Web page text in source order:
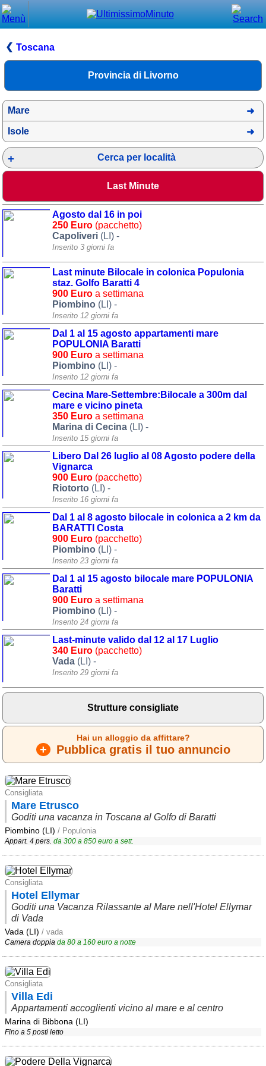
Toscana
Provincia di Livorno
Mare
Isole
Cerca per località
Last Minute
Agosto dal 16 in poi
250 Euro (pacchetto)
Capoliveri (LI) -
Inserito 3 giorni fa
Last minute Bilocale in colonica Populonia
staz. Golfo Baratti 4
900 Euro a settimana
Piombino (LI) -
Inserito 12 giorni fa
Dal 1 al 15 agosto appartamenti mare
POPULONIA Baratti
900 Euro a settimana
Piombino (LI) -
Inserito 12 giorni fa
Cecina Mare-Settembre:Bilocale a 300m dal
mare e vicino pineta
350 Euro a settimana
Marina di Cecina (LI) -
Inserito 15 giorni fa
Libero Dal 26 luglio al 08 Agosto podere della
Vignarca
900 Euro (pacchetto)
Riotorto (LI) -
Inserito 16 giorni fa
Dal 1 al 8 agosto bilocale in colonica a 2 km da
BARATTI Costa
900 Euro (pacchetto)
Piombino (LI) -
Inserito 23 giorni fa
Dal 1 al 15 agosto bilocale mare POPULONIA
Baratti
900 Euro a settimana
Piombino (LI) -
Inserito 24 giorni fa
Last-minute valido dal 12 al 17 Luglio
340 Euro (pacchetto)
Vada (LI) -
Inserito 29 giorni fa
Strutture consigliate
Hai un alloggio da affittare?
+ Pubblica gratis il tuo annuncio
Consigliata
Mare Etrusco
Goditi una vacanza in Toscana al Golfo di Baratti
Piombino (LI) / Populonia
Appart. 4 pers. da 300 a 850 euro a sett.
Consigliata
Hotel Ellymar
Goditi una Vacanza Rilassante al Mare nell'Hotel Ellymar
di Vada
Vada (LI) / vada
Camera doppia da 80 a 160 euro a notte
Consigliata
Villa Edi
Appartamenti accoglienti vicino al mare e al centro
Marina di Bibbona (LI)
Fino a 5 posti letto
Menù principale
⌂ Home
🕐 First Minute
🔍 Cerca
Trova vicino a te
Ottenere il CIN
Blog
Eventi e cose da vedere
➕ Segnala evento
Area riservata
Chi siamo
Blog
Eventi e cose da vedere
➕ Segnala evento
Area riservata
Chi siamo
≋ Mare
🗻 Montagna
Isole
Campagna
Sci
Cerca le offerte per regione
(214)
Basilicata(64)
Calabria(331)
Emilia - Romagna (227)
Friuli - Venezia Giulia
(39)
Lazio(317)
Liguria(189)
Lombardia(176)
Molise (38)
Piemonte(118)
Puglia(787)
Sardegna(457)
Sicilia(824)
Toscana(448)
Trentino - Alto Adige
(139)
Umbria (103)
Valle d'Aosta(28)